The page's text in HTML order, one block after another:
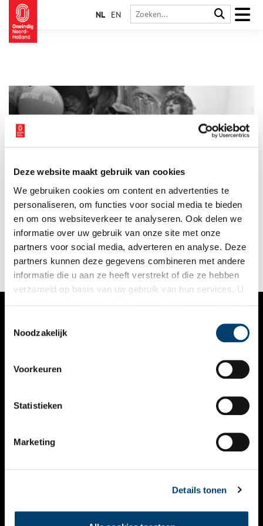
Deze website maakt gebruik van cookies
We gebruiken cookies om content en advertenties te
personaliseren, om functies voor social media te bieden
en om ons websiteverkeer te analyseren. Ook delen we
informatie over uw gebruik van onze site met onze
partners voor social media, adverteren en analyse. Deze
partners kunnen deze gegevens combineren met andere
informatie die u aan ze heeft verstrekt of die ze hebben
verzameld op basis van uw gebruik van hun services. U
Noodzakelijk
Voorkeuren
Statistieken
Marketing
Details tonen
NL EN
op
Stemrecht voor vrouwen. De 8-urige werkdag. Deze dingen
werden mede mogelijk gemaakt doordat grote groepen
mensen op de been kwamen. Sommige protesten veranderden
de wereld, anderen haalden maar een klein beetje uit. Toch
mogen we in Nederland gelukkig allemaal gebruik maken van
ons demonstratierecht.
VERHALEN
KALENDER
THEMA’S
VIDEO’S
CONTACT